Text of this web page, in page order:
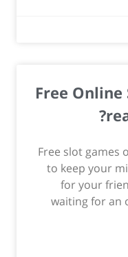
Free
Free slot games
to keep your
for your
waiting for an